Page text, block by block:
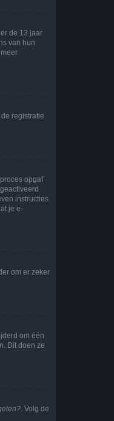
de 13 jaar
van hun
registratie
opgaf
instructies
je e-
om er zeker
om één
Dit doen ze
. Volg de